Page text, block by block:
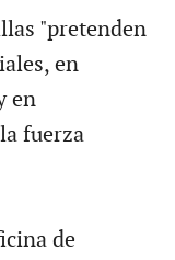
"pretenden
en
en
fuerza
de